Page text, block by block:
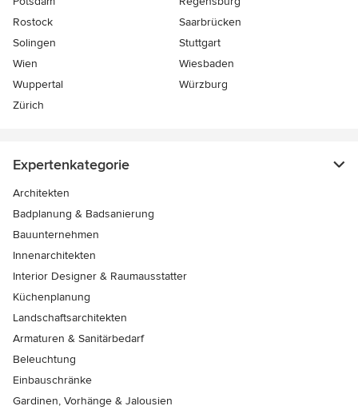
Rostock
Saarbrücken
Solingen
Stuttgart
Wien
Wiesbaden
Wuppertal
Würzburg
Zürich
Expertenkategorie
Architekten
Badplanung & Badsanierung
Bauunternehmen
Innenarchitekten
Interior Designer & Raumausstatter
Küchenplanung
Landschaftsarchitekten
Armaturen & Sanitärbedarf
Beleuchtung
Einbauschränke
Gardinen, Vorhänge & Jalousien